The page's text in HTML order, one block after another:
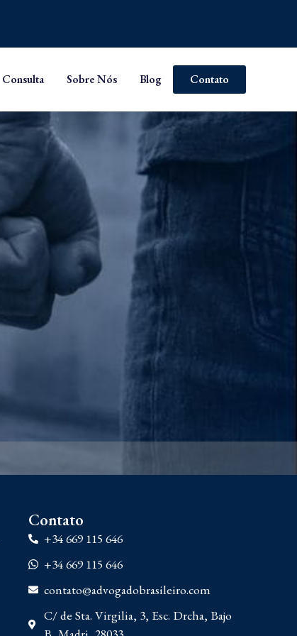
Consulta Sobre Nós Blog Contato
Contato
+34 669 115 646
+34 669 115 646
contato@advogadobrasileiro.com
C/ de Sta. Virgilia, 3, Esc. Drcha, Bajo